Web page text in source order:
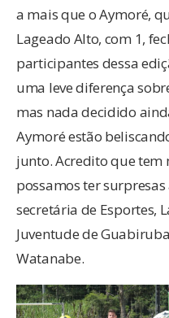
a mais que o Aymoré,
Lageado Alto, com 1,
participantes dessa
uma leve diferença
mas nada decidido
Aymoré estão
junto. Acredito que
possamos ter
secretária de Esportes,
Juventude de
Watanabe.